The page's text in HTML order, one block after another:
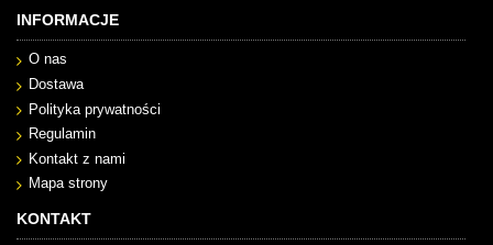
INFORMACJE
O nas
Dostawa
Polityka prywatności
Regulamin
Kontakt z nami
Mapa strony
KONTAKT